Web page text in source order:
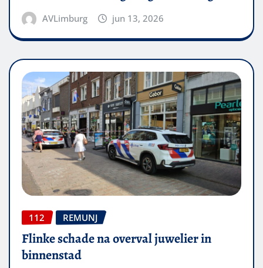
AVLimburg jun 13, 2026
112 REMUNJ
Flinke schade na overval juwelier in
binnenstad